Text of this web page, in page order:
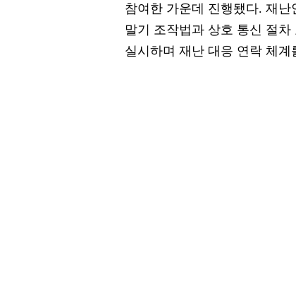
참여한 가운데 진행됐다. 재
말기 조작법과 상호 통신 절
실시하며 재난 대응 연락 체계